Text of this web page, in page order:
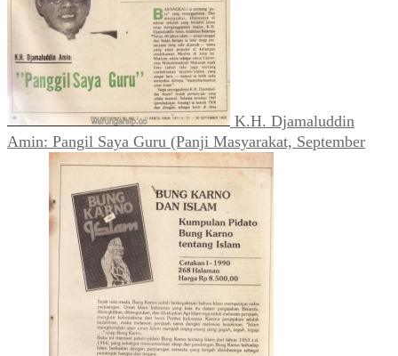
K.H. Djamaluddin
Amin: Pangil Saya Guru (Panji Masyarakat, September